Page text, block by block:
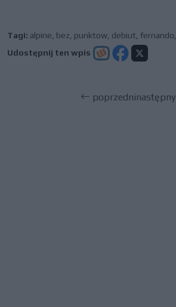
Tagi: alpine bez punktow debiut fernando
Udostępnij ten wpis
poprzedninastępny